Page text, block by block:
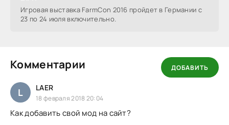
Игровая выставка FarmCon 2016 пройдет в Германии с
23 по 24 июля включительно.
Комментарии ДОБАВИТЬ
L LAER
18 февраля 2018 20:04
Как добавить свой мод на сайт?